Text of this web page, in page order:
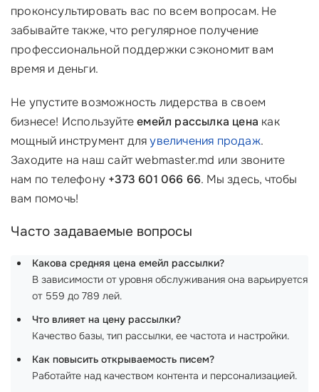
проконсультировать вас по всем вопросам. Не
забывайте также, что регулярное получение
профессиональной поддержки сэкономит вам
время и деньги.
Не упустите возможность лидерства в своем
бизнесе! Используйтеемейл рассылка цена как
мощный инструмент дляувеличения продаж.
Заходите на наш сайт webmaster.md или звоните
нам по телефону +373 601 066 66. Мы здесь, чтобы
вам помочь!
Часто задаваемые вопросы
Какова средняя цена емейл рассылки?
В зависимости от уровня обслуживания она варьируется
от 559 до 789 лей.
Что влияет на цену рассылки?
Качество базы, тип рассылки, ее частота и настройки.
Как повысить открываемость писем?
Работайте над качеством контента и персонализацией.